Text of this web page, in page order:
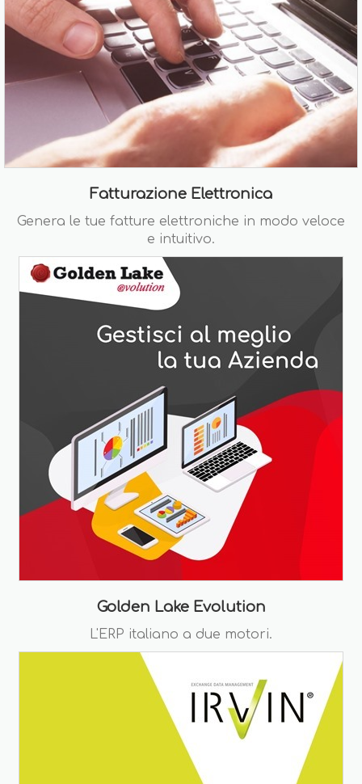
Fatturazione Elettronica
Genera le tue fatture elettroniche in modo veloce
e intuitivo.
Golden Lake Evolution
L'ERP italiano a due motori.